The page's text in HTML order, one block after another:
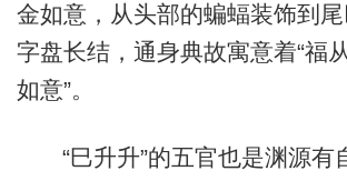
金如意，从头部的蝙蝠装饰到
字盘长结，通身典故寓意着“福
如意”。
“巳升升”的五官也是渊源有